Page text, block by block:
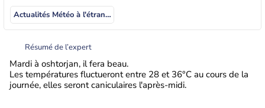
Actualités Météo à l'étranger
Résumé de l’expert
Mardi à oshtorjan, il fera beau.
Les températures fluctueront entre 28 et 36°C au cours de la
journée, elles seront caniculaires l'après-midi.